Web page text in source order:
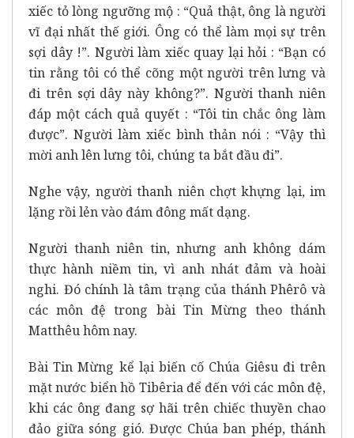
xiếc tỏ lòng ngưỡng mộ : “Quả thật, ông là người
vĩ đại nhất thế giới. Ông có thể làm mọi sự trên
sợi dây !”. Người làm xiếc quay lại hỏi : “Bạn có
tin rằng tôi có thể cõng một người trên lưng và
đi trên sợi dây này không?”. Người thanh niên
đáp một cách quả quyết : “Tôi tin chắc ông làm
được”. Người làm xiếc bình thản nói : “Vậy thì
mời anh lên lưng tôi, chúng ta bắt đầu đi”.
Nghe vậy, người thanh niên chợt khựng lại, im
lặng rồi lẻn vào đám đông mất dạng.
Người thanh niên tin, nhưng anh không dám
thực hành niềm tin, vì anh nhát đảm và hoài
nghi. Đó chính là tâm trạng của thánh Phêrô và
các môn đệ trong bài Tin Mừng theo thánh
Matthêu hôm nay.
Bài Tin Mừng kể lại biến cố Chúa Giêsu đi trên
mặt nước biển hồ Tibêria để đến với các môn đệ,
khi các ông đang sợ hãi trên chiếc thuyền chao
đảo giữa sóng gió. Được Chúa ban phép, thánh